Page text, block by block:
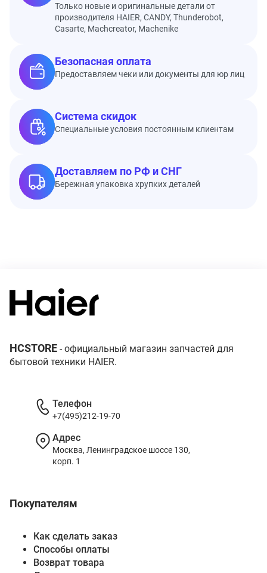
Только новые и оригинальные детали от
производителя HAIER, CANDY, Thunderobot,
Casarte, Machcreator, Machenike
Безопасная оплата
Предоставляем чеки или документы для юр лиц
Система скидок
Специальные условия постоянным клиентам
Доставляем по РФ и СНГ
Бережная упаковка хрупких деталей
HCSTORE - официальный магазин запчастей для
бытовой техники HAIER.
Покупателям
Как сделать заказ
Способы оплаты
Возврат товара
Телефон
+7(495)212-19-70
Адрес
Москва, Ленинградское шоссе 130,
корп. 1